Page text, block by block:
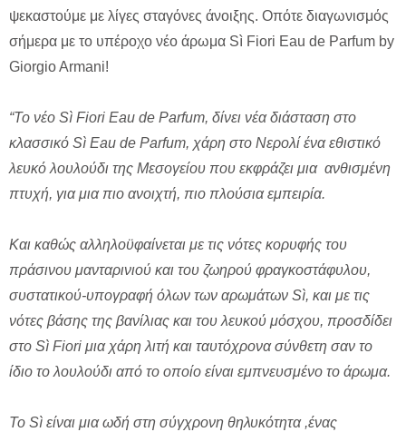
ψεκαστούμε με λίγες σταγόνες άνοιξης. Οπότε διαγωνισμός
σήμερα με το υπέροχο νέο άρωμα Sì Fiori Eau de Parfum by
Giorgio Armani!
“To νέο Sì Fiori Eau de Parfum, δίνει νέα διάσταση στο
κλασσικό Sì Eau de Parfum, χάρη στο Νερολί ένα εθιστικό
λευκό λουλούδι της Μεσογείου που εκφράζει μια ανθισμένη
πτυχή, για μια πιο ανοιχτή, πιο πλούσια εμπειρία.
Και καθώς αλληλοϋφαίνεται με τις νότες κορυφής του
πράσινου μανταρινιού και του ζωηρού φραγκοστάφυλου,
συστατικού-υπογραφή όλων των αρωμάτων Sì, και με τις
νότες βάσης της βανίλιας και του λευκού μόσχου, προσδίδει
στο Sì Fiori μια χάρη λιτή και ταυτόχρονα σύνθετη σαν το
ίδιο το λουλούδι από το οποίο είναι εμπνευσμένο το άρωμα.
Το Sì είναι μια ωδή στη σύγχρονη θηλυκότητα ,ένας